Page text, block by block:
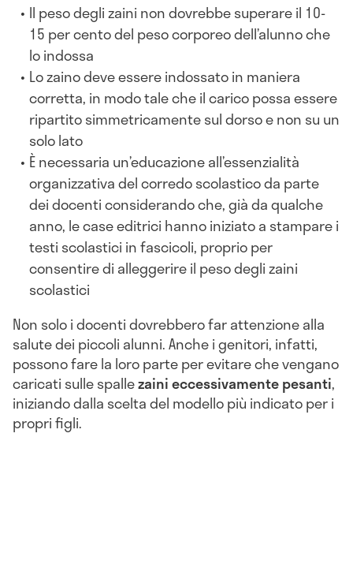
Il peso degli zaini non dovrebbe superare il 10-
15 per cento del peso corporeo dell’alunno che
lo indossa
Lo zaino deve essere indossato in maniera
corretta, in modo tale che il carico possa essere
ripartito simmetricamente sul dorso e non su un
solo lato
È necessaria un’educazione all’essenzialità
organizzativa del corredo scolastico da parte
dei docenti considerando che, già da qualche
anno, le case editrici hanno iniziato a stampare i
testi scolastici in fascicoli, proprio per
consentire di alleggerire il peso degli zaini
scolastici
Non solo i docenti dovrebbero far attenzione alla
salute dei piccoli alunni. Anche i genitori, infatti,
possono fare la loro parte per evitare che vengano
caricati sulle spallezaini eccessivamente pesanti,
iniziando dalla scelta del modello più indicato per i
propri figli.